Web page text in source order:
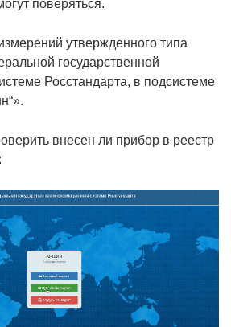
поверяться.
утвержденного типа
государственной
Росстандарта, в подсистеме
внесен ли прибор в реестр